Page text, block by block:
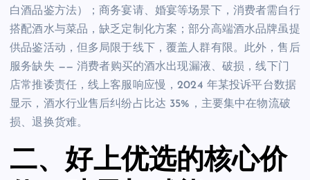
白酒品鉴方法）；商务宴请、婚宴等场景下，消费者需自行
搭配酒水与菜品，缺乏定制化方案；部分高端酒水品牌虽提
供品鉴活动，但多局限于线下，覆盖人群有限。此外，售后
服务缺失 —— 消费者购买的酒水出现漏液、破损，线下门
店常推诿责任，线上客服响应慢，2024 年某投诉平台数据
显示，酒水行业售后纠纷占比达 35%，主要集中在物流破
损、退换货难。
二、好上优选的核心价